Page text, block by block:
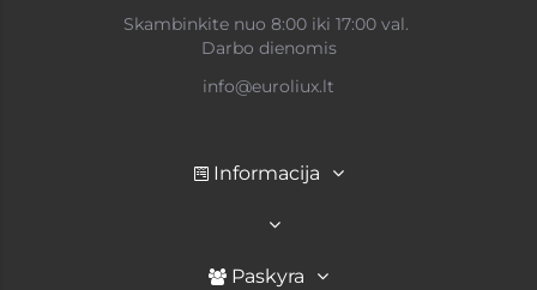
Skambinkite nuo 8:00 iki 17:00 val.
Darbo dienomis
info@euroliux.lt
Informacija
Paskyra